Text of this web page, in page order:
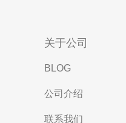
关于公司
BLOG
公司介绍
联系我们